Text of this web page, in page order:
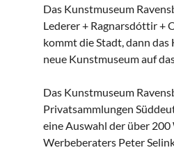
Das Kunstmuseum
Lederer + Ragnarsdóttir +
kommt die Stadt, dann
neue Kunstmuseum auf
Das Kunstmuseum
Privatsammlungen
eine Auswahl der über
Werbeberaters Peter